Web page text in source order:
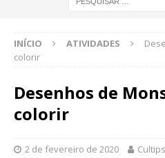
INÍCIO ATIVIDADES
colorir
Desenhos de
colorir
2 de fevereiro de 2020 Cultips